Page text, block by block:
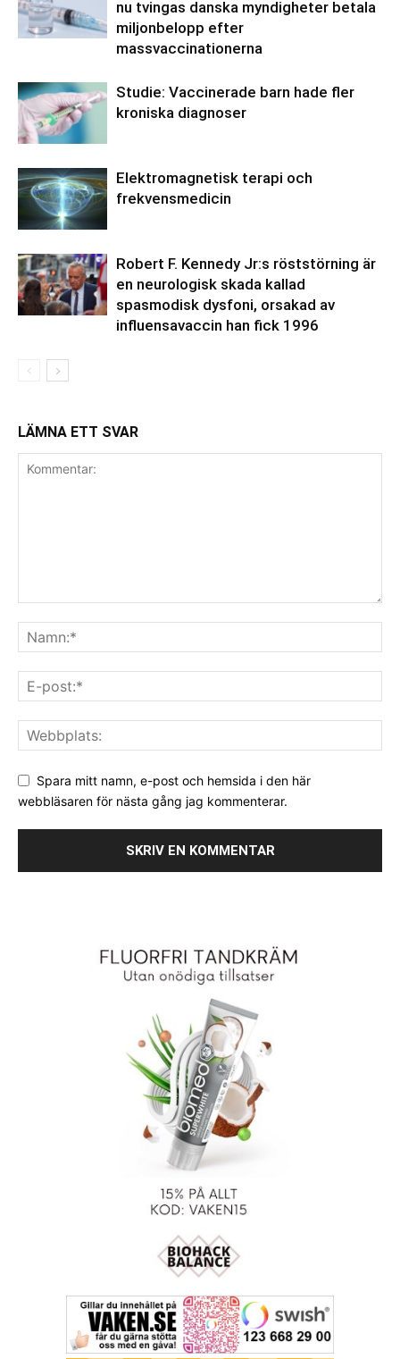
nu tvingas danska myndigheter betala
miljonbelopp efter
massvaccinationerna
Studie: Vaccinerade barn hade fler
kroniska diagnoser
Elektromagnetisk terapi och
frekvensmedicin
Robert F. Kennedy Jr:s röststörning är
en neurologisk skada kallad
spasmodisk dysfoni, orsakad av
influensavaccin han fick 1996
LÄMNA ETT SVAR
Spara mitt namn, e-post och hemsida i den här
webbläsaren för nästa gång jag kommenterar.